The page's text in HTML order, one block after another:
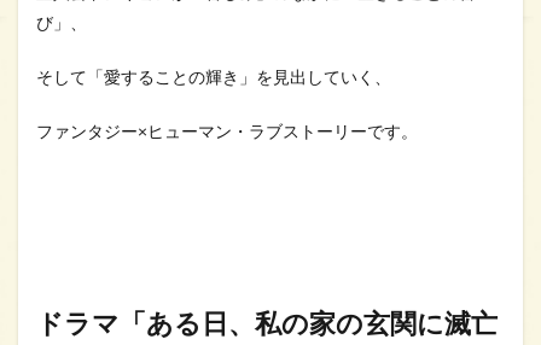
び」、
そして「愛することの輝き」を見出していく、
ファンタジー×ヒューマン・ラブストーリーです。
ドラマ「ある日、私の家の玄関に滅亡